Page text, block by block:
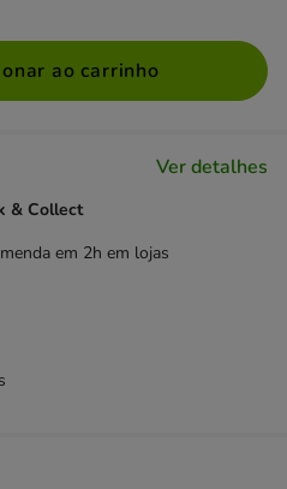
ao carrinho
Ver detalhes
& Collect
em 2h em lojas